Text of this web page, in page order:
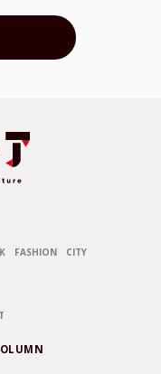
FASHION CITY